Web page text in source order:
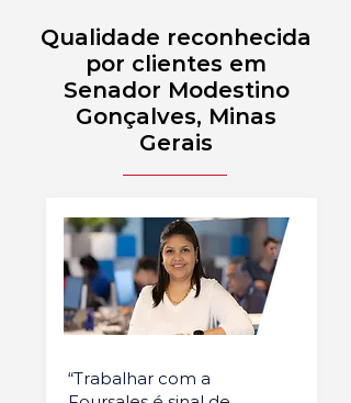
Qualidade reconhecida
por clientes em
Senador Modestino
Gonçalves, Minas
Gerais
“Trabalhar com a